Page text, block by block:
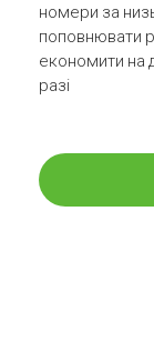
номери за
поповнювати
економити на
разі